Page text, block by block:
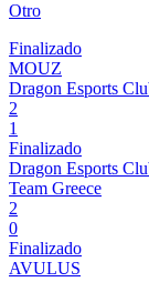
Otro
Finalizado
MOUZ
Dragon Esports
2
1
Finalizado
Dragon Esports
Team Greece
2
0
Finalizado
AVULUS